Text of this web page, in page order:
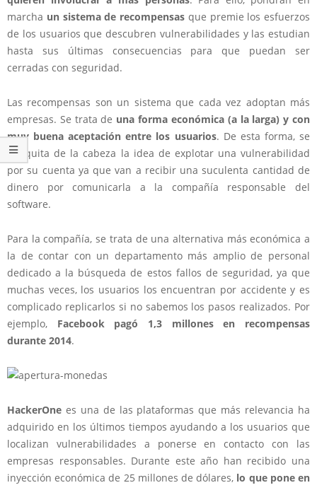
marcha un sistema de recompensas que premie los esfuerzos
de los usuarios que descubren vulnerabilidades y las estudian
hasta sus últimas consecuencias para que puedan ser
cerradas con seguridad.
Las recompensas son un sistema que cada vez adoptan más
empresas. Se trata de una forma económica (a la larga) y con
muy buena aceptación entre los usuarios. De esta forma, se
les quita de la cabeza la idea de explotar una vulnerabilidad
por su cuenta ya que van a recibir una suculenta cantidad de
dinero por comunicarla a la compañía responsable del
software.
Para la compañía, se trata de una alternativa más económica a
la de contar con un departamento más amplio de personal
dedicado a la búsqueda de estos fallos de seguridad, ya que
muchas veces, los usuarios los encuentran por accidente y es
complicado replicarlos si no sabemos los pasos realizados. Por
ejemplo, Facebook pagó 1,3 millones en recompensas
durante 2014.
HackerOne es una de las plataformas que más relevancia ha
adquirido en los últimos tiempos ayudando a los usuarios que
localizan vulnerabilidades a ponerse en contacto con las
empresas responsables. Durante este año han recibido una
inyección económica de 25 millones de dólares, lo que pone en